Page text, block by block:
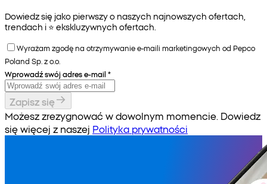
Dowiedz się jako pierwszy o naszych najnowszych ofertach,
trendach i ⭐️ ekskluzywnych ofertach.
Wyrażam zgodę na otrzymywanie e-maili marketingowych od Pepco
Poland Sp. z o.o.
Wprowadź swój adres e-mail *
Zapisz się
Możesz zrezygnować w dowolnym momencie. Dowiedz
się więcej z naszej Polityka prywatności